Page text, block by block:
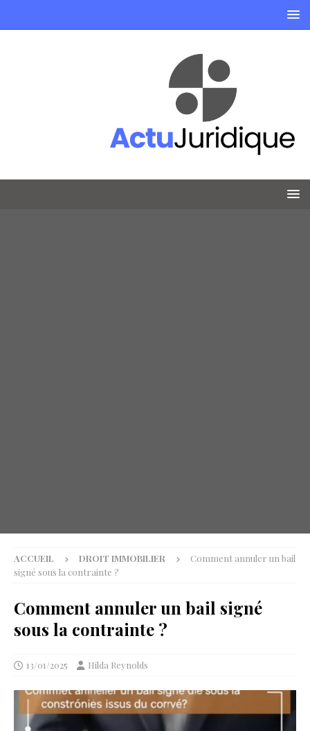
ACCUEIL DROIT IMMOBILIER
Comment annuler un bail
signé sous la contrainte ?
Comment annuler un bail signé
sous la contrainte ?
13/01/2025 Hilda Reynolds